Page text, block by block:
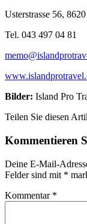
Usterstrasse 56,
Tel. 043 497 04 81
Bilder: Island Pro
Teilen Sie diesen
Kommentieren
Deine E-Mail-
Felder sind mit *
Kommentar *